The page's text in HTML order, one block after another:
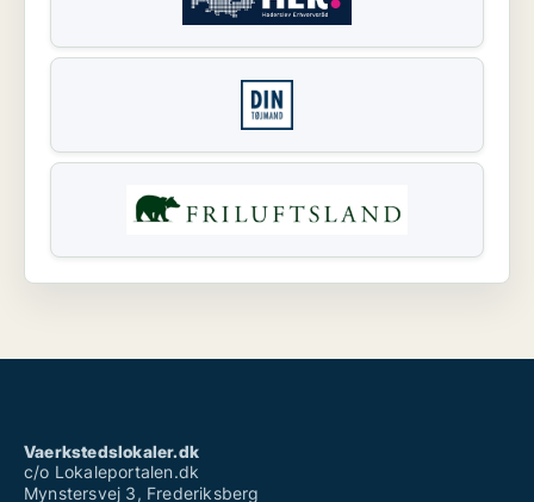
Vaerkstedslokaler.dk
c/o Lokaleportalen.dk
Mynstersvej 3, Frederiksberg